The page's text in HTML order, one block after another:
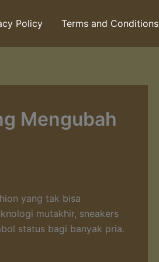
Policy Terms and Conditions
Mengubah
yang tak bisa
mutakhir, sneakers
status bagi banyak pria.